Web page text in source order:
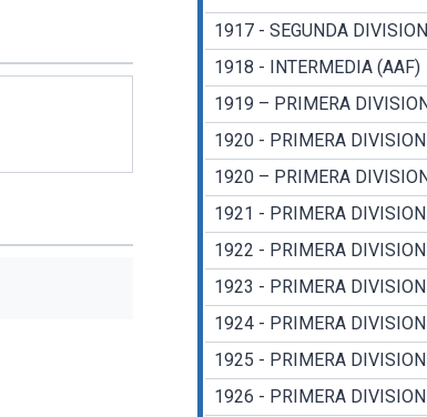
1917 - SEGUNDA
1918 - INTERMEDIA (AAF)
1919 – PRIMERA
1920 - PRIMERA
1920 – PRIMERA
1921 - PRIMERA
1922 - PRIMERA
1923 - PRIMERA
1924 - PRIMERA
1925 - PRIMERA
1926 - PRIMERA